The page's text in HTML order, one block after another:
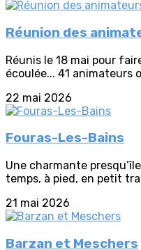
Réunion des
Réunis le 18 mai pour
écoulée... 41 animateurs
22 mai 2026
Fouras-Les-Bains
Une charmante
temps, à pied, en petit
21 mai 2026
Barzan et Meschers